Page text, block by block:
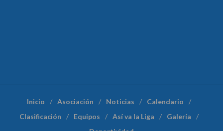
Inicio Asociación Noticias
Calendario
Clasificación
Equipos Así va la Liga
Galería